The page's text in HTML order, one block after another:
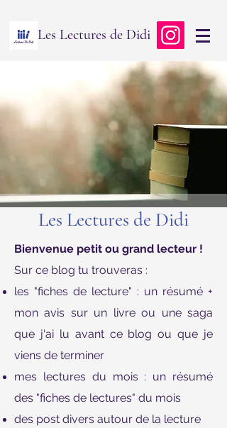
Les Lectures de Didi
Les Lectures de Didi
Bienvenue petit ou grand lecteur !
Sur ce blog tu trouveras :
les "fiches de lecture" : un résumé +
mon avis sur un livre ou une saga
que j'ai lu avant ce blog ou que je
viens de terminer
mes lectures du mois : un résumé
des "fiches de lectures" du mois
des post divers autour de la lecture